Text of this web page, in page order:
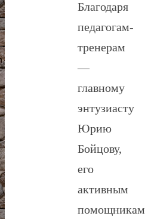
Благодаря
педагогам-
тренерам
—
главному
энтузиасту
Юрию
Бойцову,
его
активным
помощникам